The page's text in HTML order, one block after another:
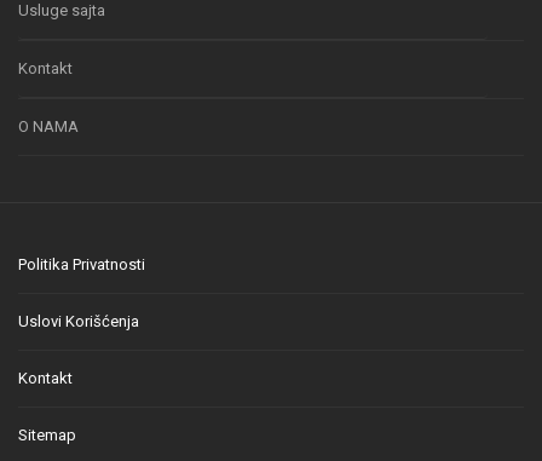
Usluge sajta
Kontakt
O NAMA
Politika Privatnosti
Uslovi Korišćenja
Kontakt
Sitemap